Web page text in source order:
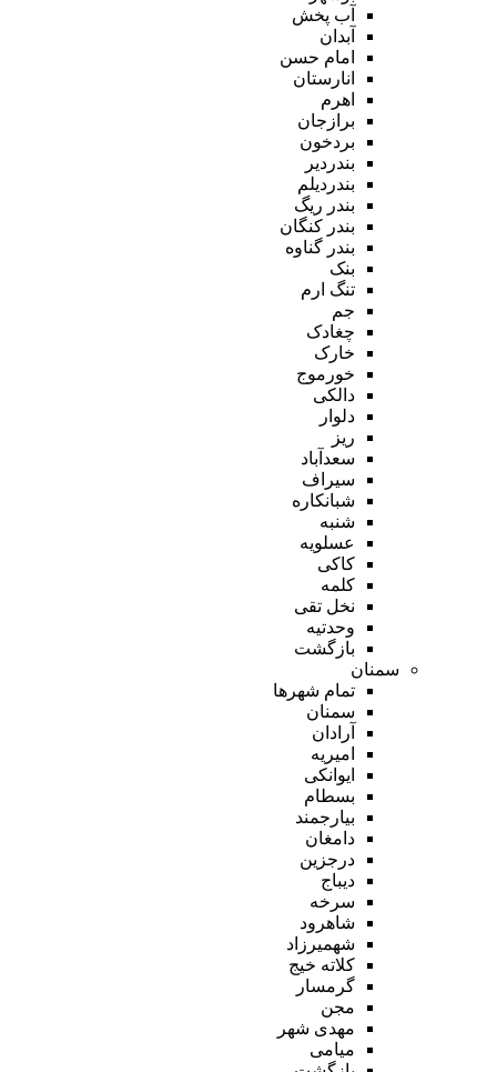
آب پخش
آبدان
امام حسن
انارستان
اهرم
برازجان
بردخون
بندردیر
بندردیلم
بندر ریگ
بندر کنگان
بندر گناوه
بنک
تنگ ارم
جم
چغادک
خارک
خورموج
دالکی
دلوار
ریز
سعدآباد
سیراف
شبانکاره
شنبه
عسلویه
کاکی
کلمه
نخل تقی
وحدتیه
بازگشت
سمنان
تمام شهر‌ها
سمنان
آرادان
امیریه
ایوانکی
بسطام
بیارجمند
دامغان
درجزین
دیباج
سرخه
شاهرود
شهمیرزاد
کلاته خیج
گرمسار
مجن
مهدی شهر
میامی